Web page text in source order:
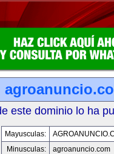
este dominio lo ha
Mayusculas:
Minusculas:
agroanuncio.com